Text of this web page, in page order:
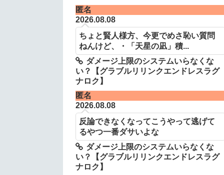
匿名
2026.08.08
ちょと賢人様方、今更でめさ恥い質問
ねんけど、・「天星の凪」積...
ダメージ上限のシステムいらなくな
い？【グラブルリリンクエンドレスラグ
ナロク】
匿名
2026.08.08
反論できなくなってこうやって逃げて
るやつ一番ダサいよな
ダメージ上限のシステムいらなくな
い？【グラブルリリンクエンドレスラグ
ナロク】